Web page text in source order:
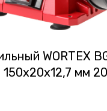
WORTEX
150х20х12,7 мм